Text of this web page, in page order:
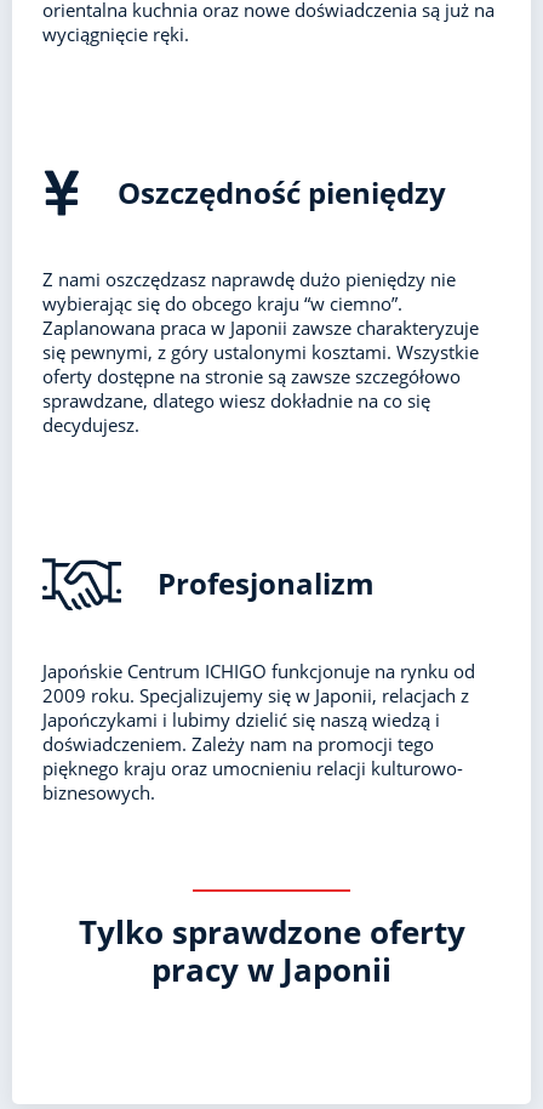
orientalna kuchnia oraz nowe doświadczenia są już na
wyciągnięcie ręki.
Oszczędność pieniędzy
Z nami oszczędzasz naprawdę dużo pieniędzy nie
wybierając się do obcego kraju “w ciemno”.
Zaplanowana praca w Japonii zawsze charakteryzuje
się pewnymi, z góry ustalonymi kosztami. Wszystkie
oferty dostępne na stronie są zawsze szczegółowo
sprawdzane, dlatego wiesz dokładnie na co się
decydujesz.
Profesjonalizm
Japońskie Centrum ICHIGO funkcjonuje na rynku od
2009 roku. Specjalizujemy się w Japonii, relacjach z
Japończykami i lubimy dzielić się naszą wiedzą i
doświadczeniem. Zależy nam na promocji tego
pięknego kraju oraz umocnieniu relacji kulturowo-
biznesowych.
Tylko sprawdzone oferty
pracy w Japonii